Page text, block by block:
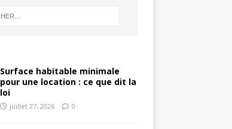
Surface habitable minimale
pour une location : ce que dit la
loi
juillet 27, 2026 0